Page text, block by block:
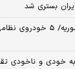
بستری شد
حمله جدید اسرائیل به خاک
خودی و ناخودی